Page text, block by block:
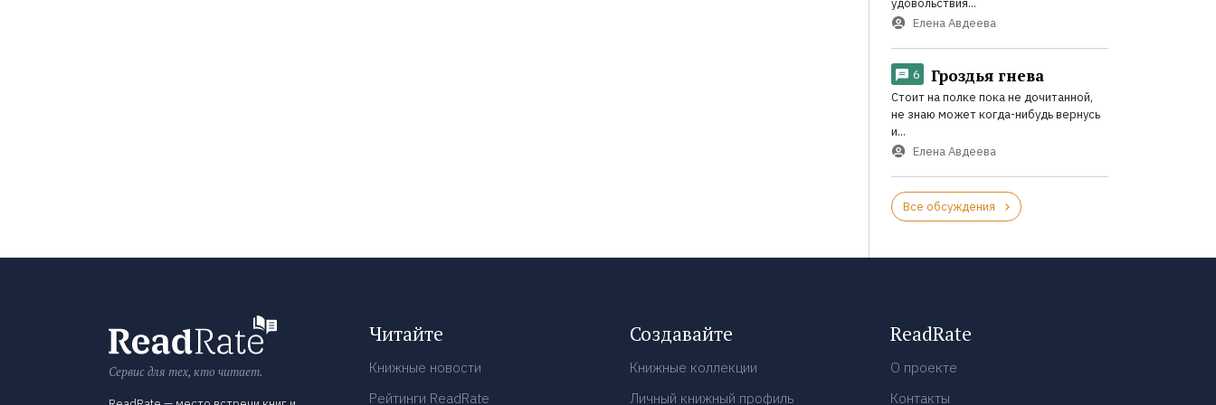
Елена Авдеева
6 Гроздья гнева
Стоит на полке пока не дочитанной,
не знаю может когда-нибудь вернусь
и...
Елена Авдеева
Все обсуждения
Сервис для тех, кто читает.
Читайте
Книжные новости
Рейтинги ReadRate
Создавайте
Книжные коллекции
Личный книжный профиль
ReadRate
О проекте
Контакты